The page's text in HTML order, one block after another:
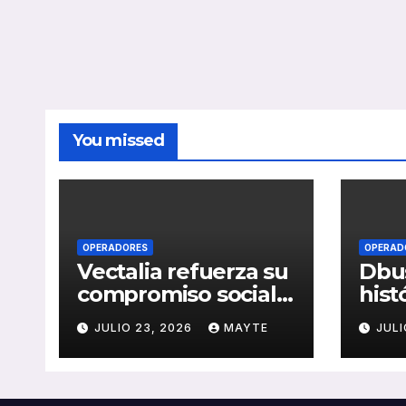
You missed
OPERADORES
Vectalia refuerza su
compromiso social y
medioambiental
con la publicación
de su Memoria de
JULIO 23, 2026 MAYTE
del